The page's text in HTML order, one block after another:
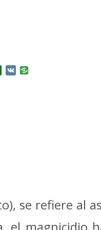
Douban
VK
se refiere al